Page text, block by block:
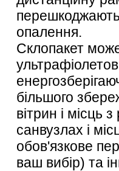
перешкоджають
опалення.
Склопакет
більшого
вітрин і місць
санвузлах і
обов'язкове
ваш вибір) та